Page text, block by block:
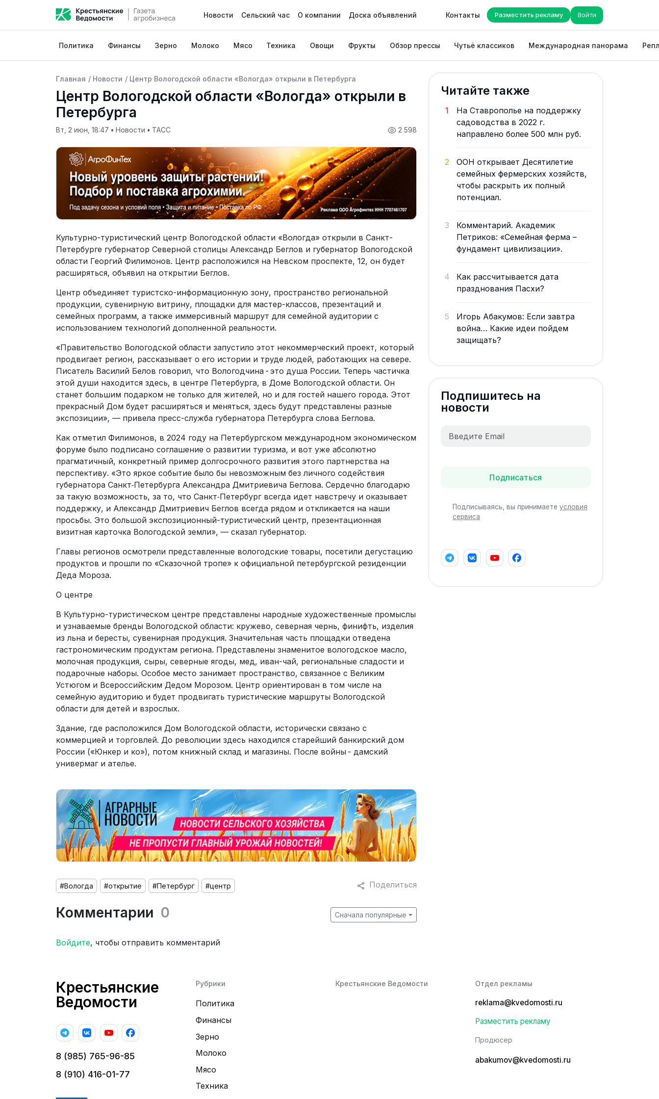
Новости Сельский час О компании Доска объявлений Контакты Разместить рекламу Войти
Политика Финансы Зерно Молоко Мясо Техника Овощи Фрукты Обзор прессы Чутьё классиков Международная панорама
Главная / Новости / Центр Вологодской области «Вологда» открыли в Петербурга
Центр Вологодской области «Вологда» открыли в
Петербурга
2 598
Вт, 2 июн, 18:47 • Новости • ТАСС
Культурно-туристический центр Вологодской области «Вологда» открыли в Санкт-
Петербурге губернатор Северной столицы Александр Беглов и губернатор Вологодской
области Георгий Филимонов. Центр расположился на Невском проспекте, 12, он будет
расширяться, объявил на открытии Беглов.
Центр объединяет туристско-информационную зону, пространство региональной
продукции, сувенирную витрину, площадки для мастер-классов, презентаций и
семейных программ, а также иммерсивный маршрут для семейной аудитории с
использованием технологий дополненной реальности.
«Правительство Вологодской области запустило этот некоммерческий проект, который
продвигает регион, рассказывает о его истории и труде людей, работающих на севере.
Писатель Василий Белов говорил, что Вологодчина - это душа России. Теперь частичка
этой души находится здесь, в центре Петербурга, в Доме Вологодской области. Он
станет большим подарком не только для жителей, но и для гостей нашего города. Этот
прекрасный Дом будет расширяться и меняться, здесь будут представлены разные
экспозиции», — привела пресс-служба губернатора Петербурга слова Беглова.
Как отметил Филимонов, в 2024 году на Петербургском международном экономическом
форуме было подписано соглашение о развитии туризма, и вот уже абсолютно
прагматичный, конкретный пример долгосрочного развития этого партнерства на
перспективу. «Это яркое событие было бы невозможным без личного содействия
губернатора Санкт‑Петербурга Александра Дмитриевича Беглова. Сердечно благодарю
за такую возможность, за то, что Санкт‑Петербург всегда идет навстречу и оказывает
поддержку, и Александр Дмитриевич Беглов всегда рядом и откликается на наши
просьбы. Это большой экспозиционный-туристический центр, презентационная
визитная карточка Вологодской земли», — сказал губернатор.
Главы регионов осмотрели представленные вологодские товары, посетили дегустацию
продуктов и прошли по «Сказочной тропе» к официальной петербургской резиденции
Деда Мороза.
О центре
В Культурно-туристическом центре представлены народные художественные промыслы
и узнаваемые бренды Вологодской области: кружево, северная чернь, финифть, изделия
из льна и бересты, сувенирная продукция. Значительная часть площадки отведена
гастрономическим продуктам региона. Представлены знаменитое вологодское масло,
молочная продукция, сыры, северные ягоды, мед, иван-чай, региональные сладости и
подарочные наборы. Особое место занимает пространство, связанное с Великим
Устюгом и Всероссийским Дедом Морозом. Центр ориентирован в том числе на
семейную аудиторию и будет продвигать туристические маршруты Вологодской
области для детей и взрослых.
Здание, где расположился Дом Вологодской области, исторически связано с
коммерцией и торговлей. До революции здесь находился старейший банкирский дом
России («Юнкер и ко»), потом книжный склад и магазины. После войны - дамский
универмаг и ателье.
Поделиться
#Вологда #открытие #Петербург #центр
Комментарии 0 Сначала популярные
Войдите, чтобы отправить комментарий
Читайте также
1
На Ставрополье на поддержку
садоводства в 2022 г.
направлено более 500 млн руб.
2
ООН открывает Десятилетие
семейных фермерских хозяйств,
чтобы раскрыть их полный
потенциал.
3
Комментарий. Академик
Петриков: «Семейная ферма –
фундамент цивилизации».
4
Как рассчитывается дата
празднования Пасхи?
5
Игорь Абакумов: Если завтра
война… Какие идеи пойдем
защищать?
Подпишитесь на
новости
Подписаться
Подписываясь, вы принимаете условия
сервиса
Крестьянские
Ведомости
8 (985) 765-96-85
8 (910) 416-01-77
Рубрики
Политика
Финансы
Зерно
Молоко
Мясо
Техника
Крестьянские Ведомости Отдел рекламы
reklama@kvedomosti.ru
Разместить рекламу
Продюсер
abakumov@kvedomosti.ru